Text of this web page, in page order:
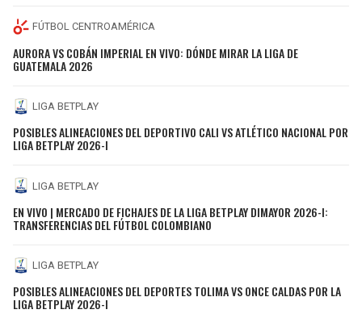
FÚTBOL CENTROAMÉRICA
AURORA VS COBÁN IMPERIAL EN VIVO: DÓNDE MIRAR LA LIGA DE
GUATEMALA 2026
LIGA BETPLAY
POSIBLES ALINEACIONES DEL DEPORTIVO CALI VS ATLÉTICO NACIONAL POR
LIGA BETPLAY 2026-I
LIGA BETPLAY
EN VIVO | MERCADO DE FICHAJES DE LA LIGA BETPLAY DIMAYOR 2026-I:
TRANSFERENCIAS DEL FÚTBOL COLOMBIANO
LIGA BETPLAY
POSIBLES ALINEACIONES DEL DEPORTES TOLIMA VS ONCE CALDAS POR LA
LIGA BETPLAY 2026-I